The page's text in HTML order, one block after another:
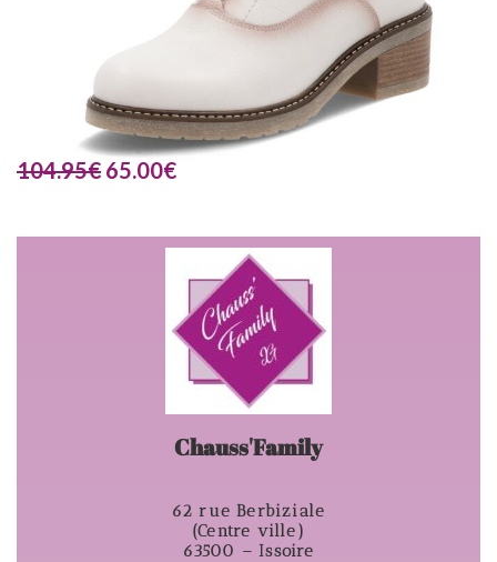
104.95€ 65.00€
Chauss'Family
62 rue Berbiziale
(Centre ville)
63500 – Issoire